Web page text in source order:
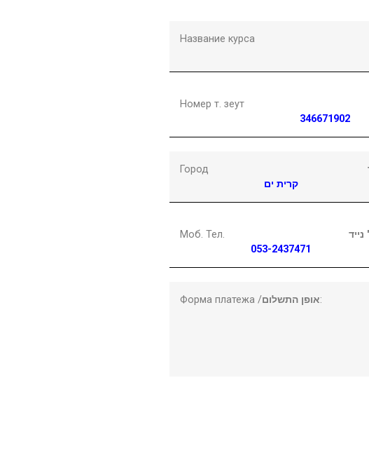
Название курса
Номер т. зеут
346671902
Город
קרית ים
Моб. Тел.
053-2437471
Форма платежа /אופן התשלום: